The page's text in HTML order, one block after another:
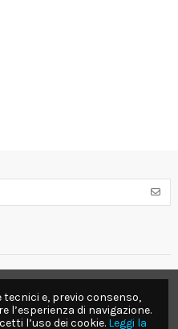
e, previo consenso,
l’esperienza di navigazione.
l’uso dei cookie. Leggi la